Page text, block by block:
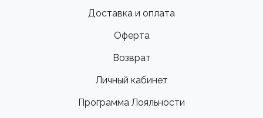
Доставка и оплата
Оферта
Возврат
Личный кабинет
Программа Лояльности